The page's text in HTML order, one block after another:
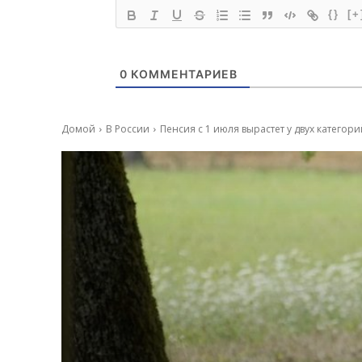
{}
0 КОММЕНТАРИЕВ